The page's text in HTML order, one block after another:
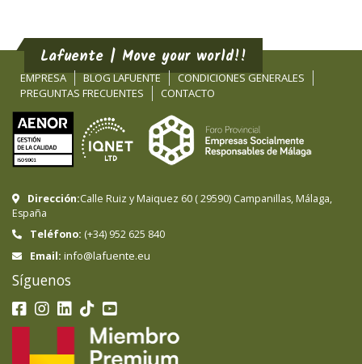
Lafuente | Move your world!!
EMPRESA BLOG LAFUENTE
CONDICIONES GENERALES
PREGUNTAS FRECUENTES
CONTACTO
Dirección:Calle Ruiz y Maiquez 60 (29590) Campanillas, Málaga,
España
Teléfono: (+34) 952 625 840
Email: info@lafuente.eu
Síguenos